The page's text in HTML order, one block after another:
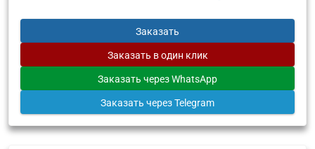
Заказать
Заказать в один клик
Заказать через WhatsApp
Заказать через Telegram